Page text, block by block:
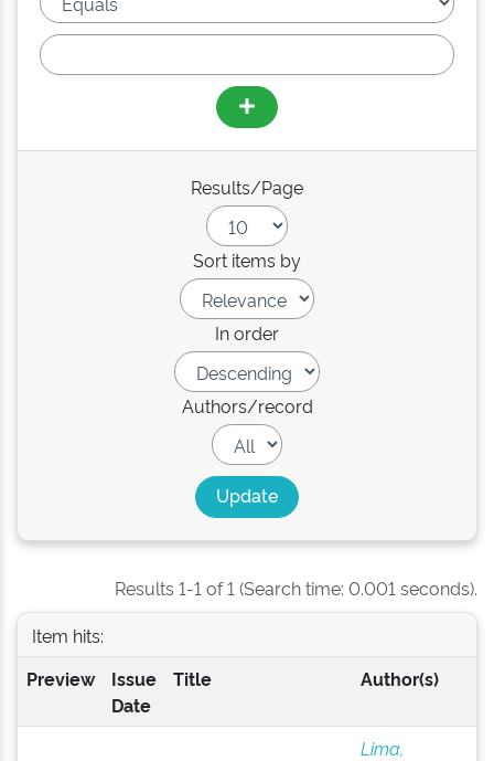
Results/Page
Sort items by
In order
Authors/record
Results 1-1 of 1 (Search time: 0.001 seconds).
Item hits:
Preview
Issue
Date
Title Author(s)
Lima,